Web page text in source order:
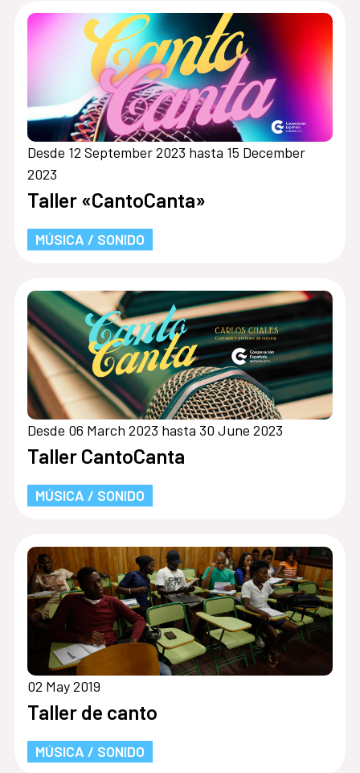
Desde 12 September 2023 hasta 15 December
2023
Taller «CantoCanta»
MÚSICA / SONIDO
Desde 06 March 2023 hasta 30 June 2023
Taller CantoCanta
MÚSICA / SONIDO
02 May 2019
Taller de canto
MÚSICA / SONIDO